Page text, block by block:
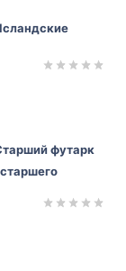
футарк